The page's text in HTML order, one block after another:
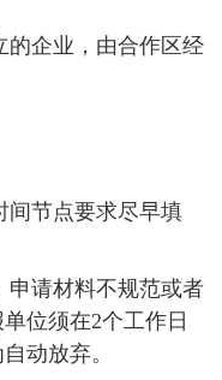
企业，由合作区经
节点要求尽早填
请材料不规范或者
位须在2个工作日
动放弃。